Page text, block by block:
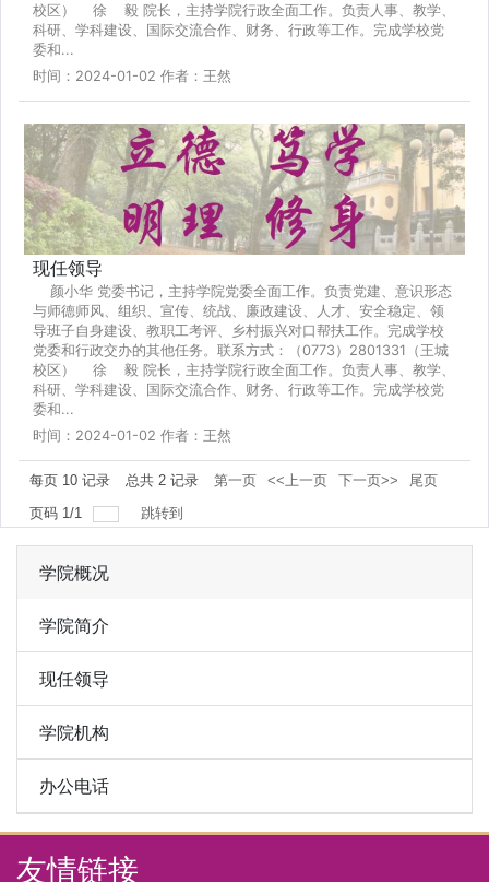
校区） 徐 毅 院长，主持学院行政全面工作。负责人事、教学、
科研、学科建设、国际交流合作、财务、行政等工作。完成学校党
委和...
时间：2024-01-02 作者：王然
现任领导
颜小华 党委书记，主持学院党委全面工作。负责党建、意识形态
与师德师风、组织、宣传、统战、廉政建设、人才、安全稳定、领
导班子自身建设、教职工考评、乡村振兴对口帮扶工作。完成学校
党委和行政交办的其他任务。联系方式：（0773）2801331（王城
校区） 徐 毅 院长，主持学院行政全面工作。负责人事、教学、
科研、学科建设、国际交流合作、财务、行政等工作。完成学校党
委和...
时间：2024-01-02 作者：王然
每页 10 记录 总共 2 记录 第一页 <<上一页 下一页>>
尾页
页码 1 /1 跳转到
学院概况
学院简介
现任领导
学院机构
办公电话
友情链接